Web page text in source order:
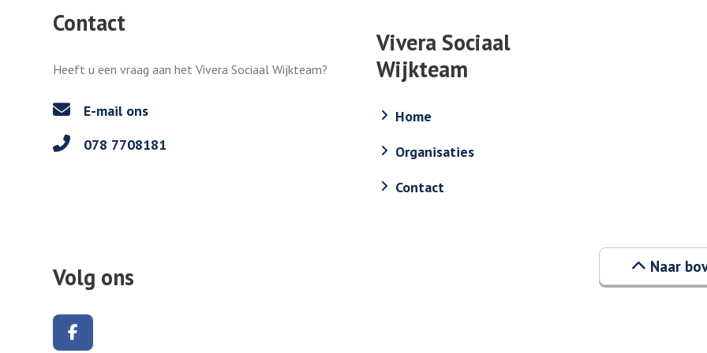
Contact
Heeft u een vraag aan het Vivera Sociaal Wijkteam?
E-mail ons
078 7708181
Vivera Sociaal
Wijkteam
Home
Organisaties
Contact
Volg ons Naar